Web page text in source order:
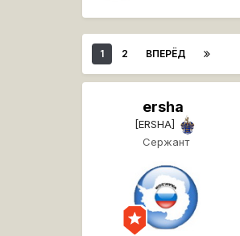
1 2 ВПЕРЁД
ersha
[ERSHA]
Сержант